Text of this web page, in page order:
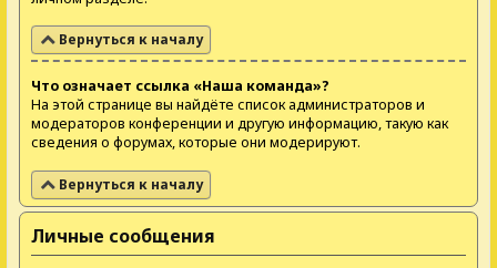
Вернуться к началу
Что означает ссылка «Наша команда»?
На этой странице вы найдёте список администраторов и
модераторов конференции и другую информацию, такую как
сведения о форумах, которые они модерируют.
Вернуться к началу
Личные сообщения